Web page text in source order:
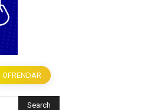
OFRENDAR
Search